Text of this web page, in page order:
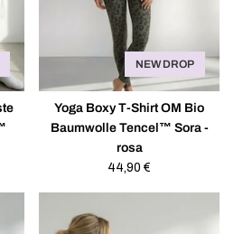
NEW DROP
Yoga Boxy T-Shirt OM Bio
Baumwolle Tencel™ Sora -
rosa
Regulärer
44,90 €